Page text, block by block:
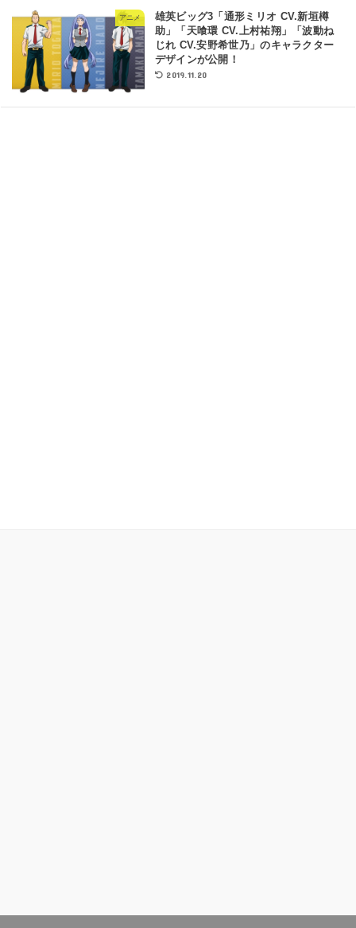
アニメ
雄英ビッグ3「通形ミリオ CV.新垣樽
助」「天喰環 CV.上村祐翔」「波動ね
じれ CV.安野希世乃」のキャラクター
デザインが公開！
2019.11.20